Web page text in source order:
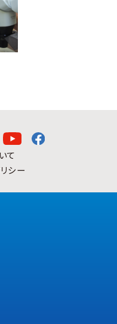
て
シー